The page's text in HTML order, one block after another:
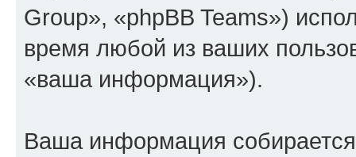
Group», «phpBB Teams»)
время любой из ваших
«ваша информация»).
Ваша информация